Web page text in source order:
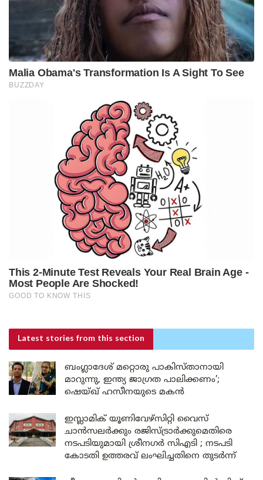
Latest stories from this section
ബംഗ്ലാദേശ് മറ്റൊരു പാകിസ്താനായി
മാറുന്നു, ഇന്ത്യ ജാഗ്രത പാലിക്കണം’;
ഷെയ്ഖ് ഹസീനയുടെ മകൻ
ഇസ്ലാമിക് യൂണിവേഴ്സിറ്റി വൈസ്
ചാൻസലർക്കും രജിസ്ട്രാർക്കുമെതിരെ
നടപടിയുമായി ശ്രീനഗർ സിഎടി ; നടപടി
കോടതി ഉത്തരവ് ലംഘിച്ചതിനെ തുടർന്ന്